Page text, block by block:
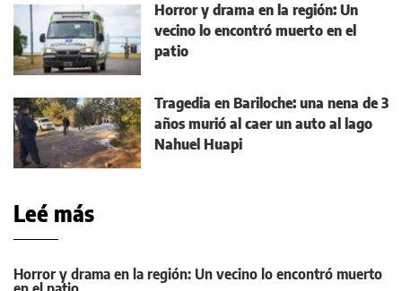
Horror y drama en la región: Un
vecino lo encontró muerto en el
patio
Tragedia en Bariloche: una nena de 3
años murió al caer un auto al lago
Nahuel Huapi
Leé más
Horror y drama en la región: Un vecino lo encontró muerto